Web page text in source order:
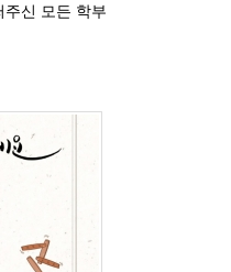
신 모든 학부모님들께 감사드